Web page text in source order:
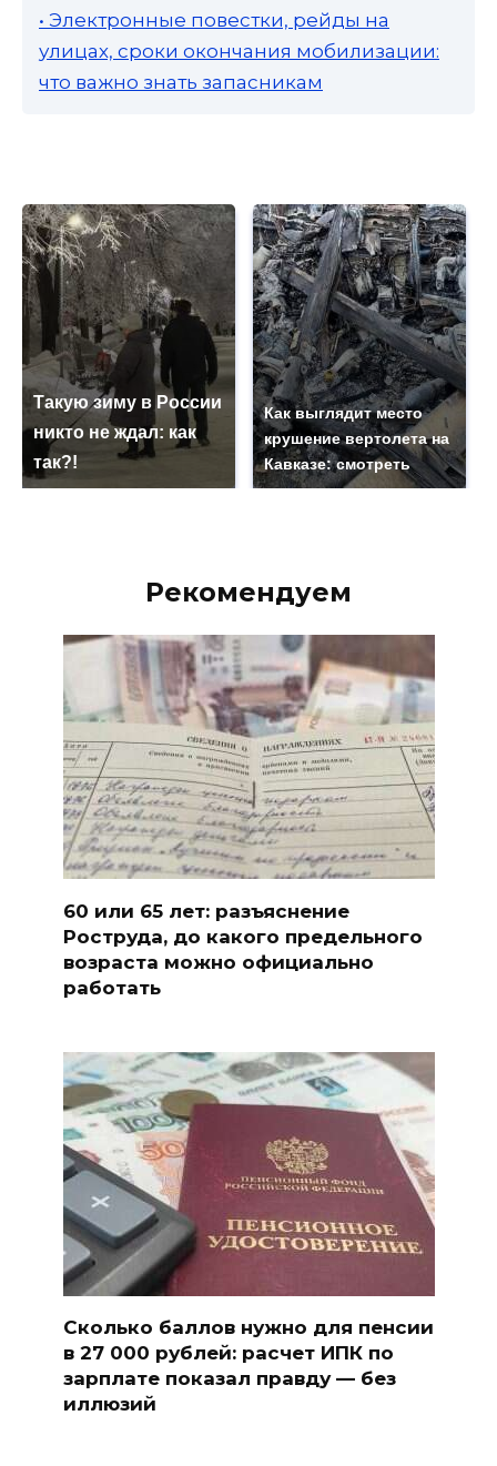
• Электронные повестки, рейды на
улицах, сроки окончания мобилизации:
что важно знать запасникам
Такую зиму в России
никто не ждал: как
так?!
Как выглядит место
крушение вертолета на
Кавказе: смотреть
Рекомендуем
60 или 65 лет: разъяснение
Роструда, до какого предельного
возраста можно официально
работать
Сколько баллов нужно для пенсии
в 27 000 рублей: расчет ИПК по
зарплате показал правду — без
иллюзий